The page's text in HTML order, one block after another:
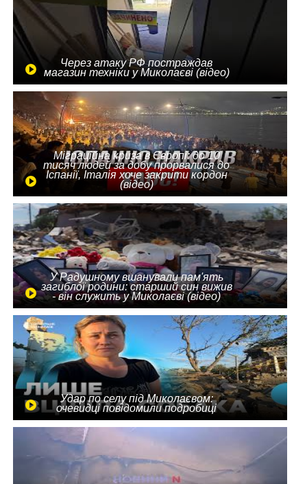
Через атаку РФ постраждав
магазин техніки у Миколаєві (відео)
Міграційна криза в Європі: до 10
тисяч людей за добу прорвалися до
Іспанії, Італія хоче закрити кордон
(відео)
У Радушному вшанували пам'ять
загиблої родини: старший син вижив
- він служить у Миколаєві (відео)
Удар по селу під Миколаєвом:
очевидці повідомили подробиці